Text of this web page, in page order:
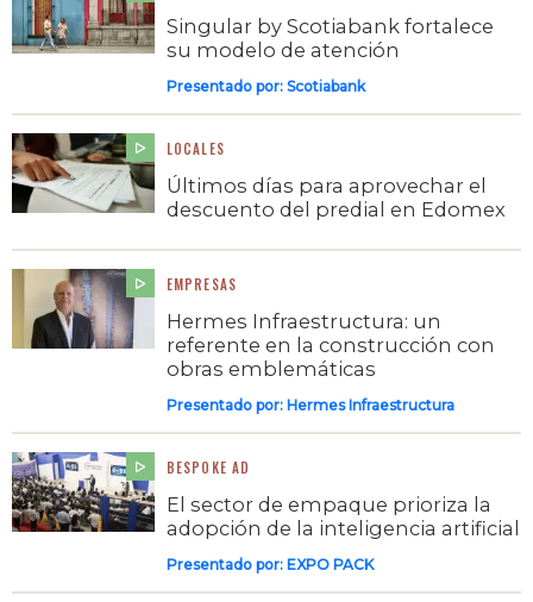
Singular by Scotiabank fortalece
su modelo de atención
Presentado por: Scotiabank
LOCALES
Últimos días para aprovechar el
descuento del predial en Edomex
EMPRESAS
Hermes Infraestructura: un
referente en la construcción con
obras emblemáticas
Presentado por: Hermes Infraestructura
BESPOKE AD
El sector de empaque prioriza la
adopción de la inteligencia artificial
Presentado por: EXPO PACK